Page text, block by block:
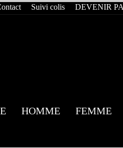
Suivi colis DEVENIR
HOMME FEMME